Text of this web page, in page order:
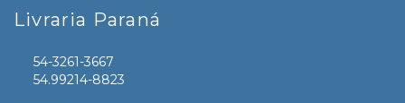
Livraria Paraná
54-3261-3667
54.99214-8823